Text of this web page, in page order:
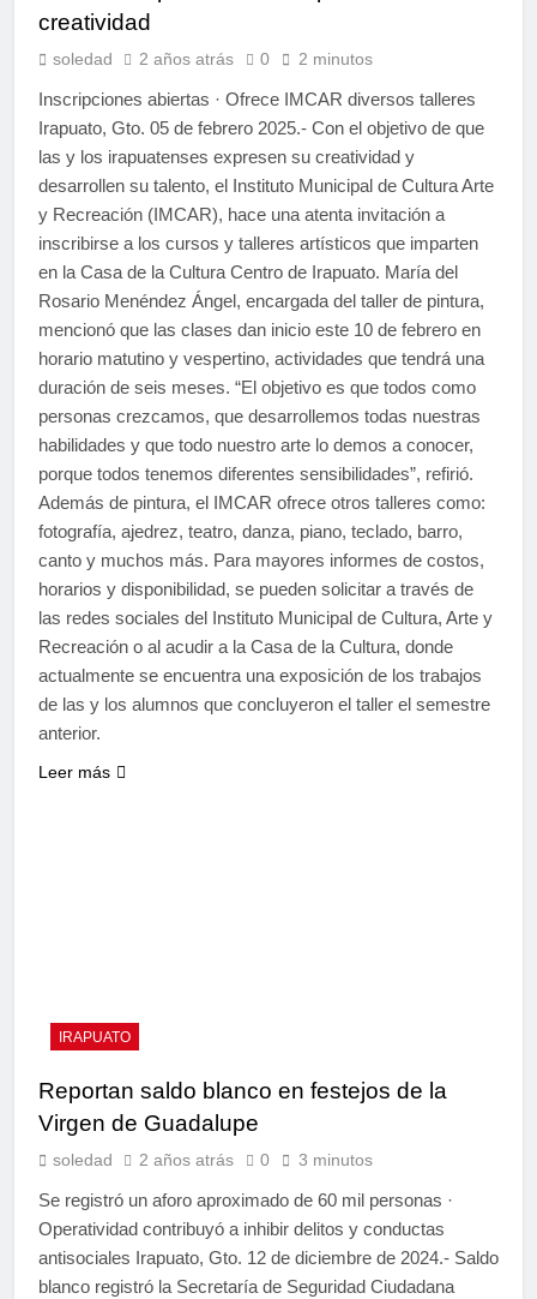
creatividad
soledad 2 años atrás 0 2 minutos
Inscripciones abiertas · Ofrece IMCAR diversos talleres
Irapuato, Gto. 05 de febrero 2025.- Con el objetivo de que
las y los irapuatenses expresen su creatividad y
desarrollen su talento, el Instituto Municipal de Cultura Arte
y Recreación (IMCAR), hace una atenta invitación a
inscribirse a los cursos y talleres artísticos que imparten
en la Casa de la Cultura Centro de Irapuato. María del
Rosario Menéndez Ángel, encargada del taller de pintura,
mencionó que las clases dan inicio este 10 de febrero en
horario matutino y vespertino, actividades que tendrá una
duración de seis meses. “El objetivo es que todos como
personas crezcamos, que desarrollemos todas nuestras
habilidades y que todo nuestro arte lo demos a conocer,
porque todos tenemos diferentes sensibilidades”, refirió.
Además de pintura, el IMCAR ofrece otros talleres como:
fotografía, ajedrez, teatro, danza, piano, teclado, barro,
canto y muchos más. Para mayores informes de costos,
horarios y disponibilidad, se pueden solicitar a través de
las redes sociales del Instituto Municipal de Cultura, Arte y
Recreación o al acudir a la Casa de la Cultura, donde
actualmente se encuentra una exposición de los trabajos
de las y los alumnos que concluyeron el taller el semestre
anterior.
Leer más
IRAPUATO
Reportan saldo blanco en festejos de la
Virgen de Guadalupe
soledad 2 años atrás 0 3 minutos
Se registró un aforo aproximado de 60 mil personas ·
Operatividad contribuyó a inhibir delitos y conductas
antisociales Irapuato, Gto. 12 de diciembre de 2024.- Saldo
blanco registró la Secretaría de Seguridad Ciudadana